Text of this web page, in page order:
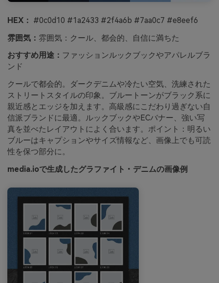
HEX： #0c0d10 #1a2433 #2f4a6b #7aa0c7 #e8eef6
雰囲気： 雰囲気：クール、都会的、自信に満ちた
おすすめ用途： ファッションルックブックやアパレルブラ
ンド
クールで都会的。ダークデニムや冷たい空気、洗練された
ストリートスタイルの印象。ブルートーンがブラック系に
親近感とエッジを加えます。高級感にこだわり過ぎない自
信派ブランドに最適。ルックブックやECバナー、強い写
真を並べたレイアウトによく合います。ポイント：明るい
ブルーはキャプションやサイズ情報など、画像上でも可読
性を保つ部分に。
media.ioで生成したグラファイト・デニムの画像例